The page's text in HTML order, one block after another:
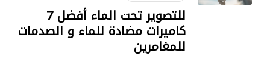
للتصوير تحت الماء أفضل 7
كاميرات مضادة للماء و الصدمات
للمغامرين